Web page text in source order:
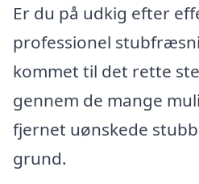
Er du på udkig efter
professionel
kommet til det rette
gennem de mange
fjernet uønskede
grund.